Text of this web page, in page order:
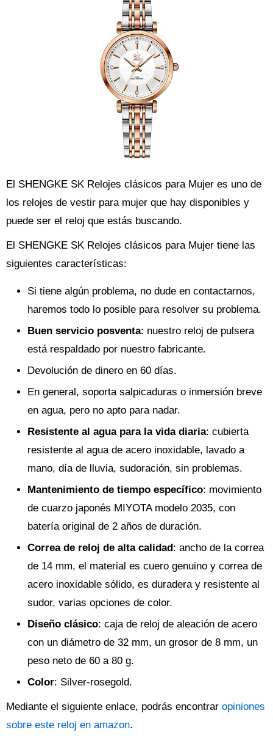
El SHENGKE SK Relojes clásicos para Mujer es uno de
los relojes de vestir para mujer que hay disponibles y
puede ser el reloj que estás buscando.
El SHENGKE SK Relojes clásicos para Mujer tiene las
siguientes características:
Si tiene algún problema, no dude en contactarnos,
haremos todo lo posible para resolver su problema.
Buen servicio posventa: nuestro reloj de pulsera
está respaldado por nuestro fabricante.
Devolución de dinero en 60 días.
En general, soporta salpicaduras o inmersión breve
en agua, pero no apto para nadar.
Resistente al agua para la vida diaria: cubierta
resistente al agua de acero inoxidable, lavado a
mano, día de lluvia, sudoración, sin problemas.
Mantenimiento de tiempo específico: movimiento
de cuarzo japonés MIYOTA modelo 2035, con
batería original de 2 años de duración.
Correa de reloj de alta calidad: ancho de la correa
de 14 mm, el material es cuero genuino y correa de
acero inoxidable sólido, es duradera y resistente al
sudor, varias opciones de color.
Diseño clásico: caja de reloj de aleación de acero
con un diámetro de 32 mm, un grosor de 8 mm, un
peso neto de 60 a 80 g.
Color: Silver-rosegold.
Mediante el siguiente enlace, podrás encontrar opiniones
sobre este reloj en amazon.